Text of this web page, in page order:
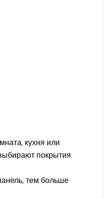
кухня или
покрытия
тем больше